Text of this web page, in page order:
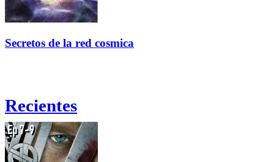
Secretos de la red cosmica
Recientes